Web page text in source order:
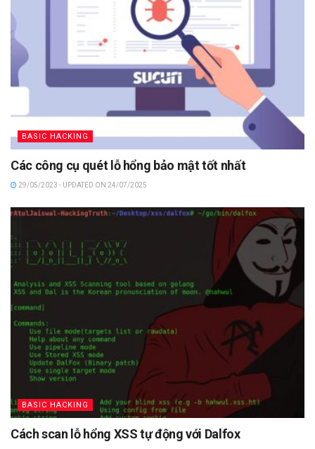
BASIC HACKING
Các công cụ quét lỗ hổng bảo mật tốt nhất
29/05/2023 - UPDATED ON 24/07/2025
BASIC HACKING
Cách scan lỗ hổng XSS tự động với Dalfox